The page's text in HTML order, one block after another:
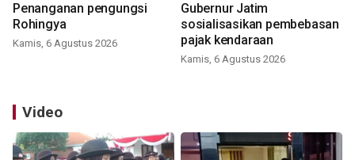
Penanganan pengungsi
Rohingya
Kamis, 6 Agustus 2026
Gubernur Jatim
sosialisasikan pembebasan
pajak kendaraan
Kamis, 6 Agustus 2026
Video